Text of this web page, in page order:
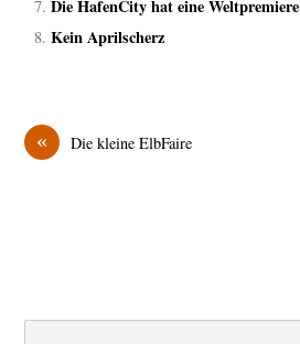
Die HafenCity hat eine Weltpremiere
Kein Aprilscherz
« Die kleine ElbFaire